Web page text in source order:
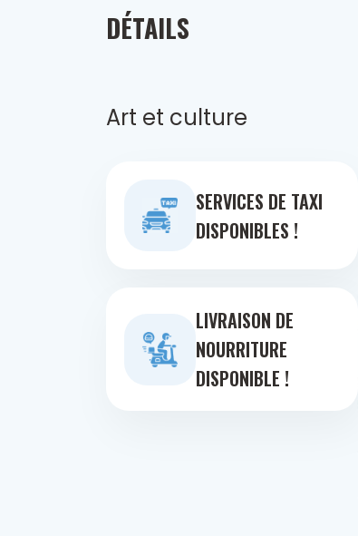
DÉTAILS
Art et culture
SERVICES DE TAXI
DISPONIBLES !
LIVRAISON DE
NOURRITURE
DISPONIBLE !